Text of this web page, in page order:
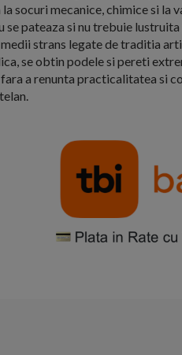
socuri mecanice, chimice si la
pateaza si nu trebuie
strans legate de traditia
se obtin podele si pereti
a renunta practicalitatea si